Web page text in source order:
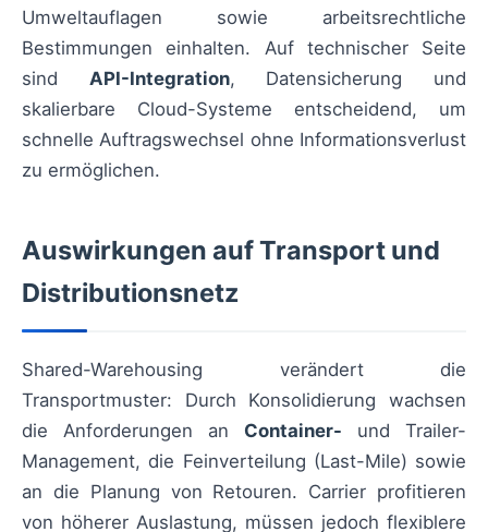
Umweltauflagen sowie arbeitsrechtliche
Bestimmungen einhalten. Auf technischer Seite
sind API-Integration, Datensicherung und
skalierbare Cloud-Systeme entscheidend, um
schnelle Auftragswechsel ohne Informationsverlust
zu ermöglichen.
Auswirkungen auf Transport und
Distributionsnetz
Shared-Warehousing verändert die
Transportmuster: Durch Konsolidierung wachsen
die Anforderungen an Container- und Trailer-
Management, die Feinverteilung (Last-Mile) sowie
an die Planung von Retouren. Carrier profitieren
von höherer Auslastung, müssen jedoch flexiblere